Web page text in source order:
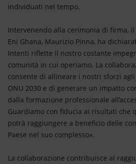
individuati nel tempo.
Intervenendo alla cerimonia di firma,
Eni Ghana, Maurizio Pinna, ha
Intenti riflette il nostro costante
comunità in cui operiamo. La
consente di allineare i nostri sforzi agli
ONU 2030 e di generare un impatto
dalla formazione professionale
Guardiamo con fiducia ai risultati che
potrà raggiungere a beneficio delle
Paese nel suo complesso».
La collaborazione contribuisce al